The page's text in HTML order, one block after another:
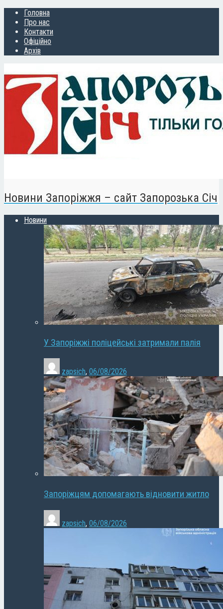
Головна
Про нас
Контакти
Офіційно
Архів
Новини Запоріжжя – сайт Запорозька Січ
Новини
У Запоріжжі поліцейські затримали палія
zapsich, 06/08/2026
Запоріжцям допомагають відновити житло
zapsich, 06/08/2026